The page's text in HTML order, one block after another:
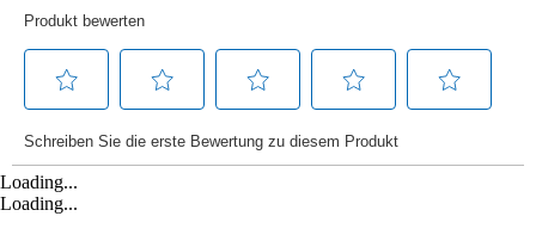
Loading...
Loading...